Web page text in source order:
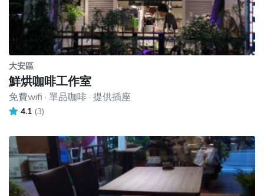
大安區
鮮烘咖啡工作室
免費wifi · 單品咖啡 · 提供插座
4.1 (3)